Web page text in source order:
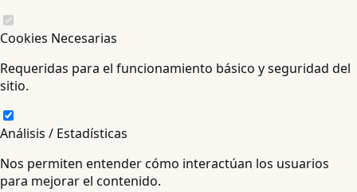
Cookies Necesarias
Requeridas para el funcionamiento básico y seguridad del
sitio.
Análisis / Estadísticas
Nos permiten entender cómo interactúan los usuarios
para mejorar el contenido.